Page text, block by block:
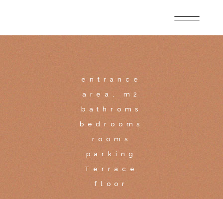
entrance
area, m2
bathroms
bedrooms
rooms
parking
Terrace
floor